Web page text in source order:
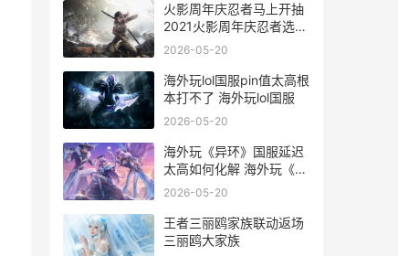
火影周年庆忍者马上开抽
2021火影周年庆忍者选哪
个
2026-05-20
海外玩lol国服pin值太高根
本打不了 海外玩lol国服
2026-05-20
海外玩《异环》国服延迟
太高如何化解 海外玩《异
环》的人多吗
2026-05-20
王者三丽鸥家族联动返场
三丽鸥大家族